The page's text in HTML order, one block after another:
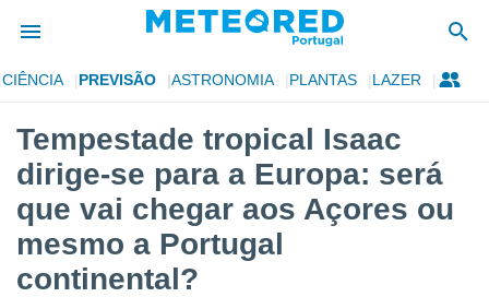
foi
para
as
fornecidas
CIÊNCIA PREVISÃO ASTRONOMIA PLANTAS LAZER
Tempestade tropical Isaac
dirige-se para a Europa: será
que vai chegar aos Açores ou
mesmo a Portugal
continental?